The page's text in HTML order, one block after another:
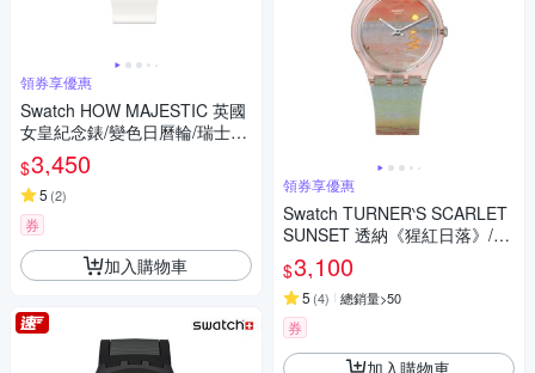
領券享優惠
Swatch HOW MAJESTIC 英國
女皇紀念錶/變色日曆輪/瑞士製
造 GZ711 (34mm)
$3,450
5 (2)
券
加入購物車
領券享優惠
Swatch TURNER‵S SCARLET
SUNSET 透納《猩紅日落》/泰
德美術館聯名 SO28Z700 (34m
m)
$3,100
5 (4) 總銷量>50
券
加入購物車